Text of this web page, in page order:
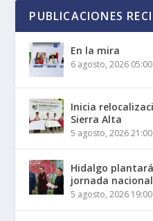
PUBLICACIONES
En la mira
6 agosto, 2026 05:00
Inicia
Sierra Alta
5 agosto, 2026 21:00
Hidalgo
jornada nacional
5 agosto, 2026 19:00